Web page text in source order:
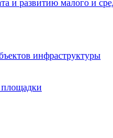
и развитию малого и
инфраструктуры